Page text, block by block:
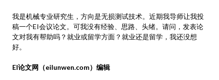
我是机械专业研究生，方向是无损测试技术。近期我导师让我投
稿一个EI会议论文。可我没有经验、思路、头绪。请问，发表论
文对我有帮助吗？就业或留学方面？就业还是留学，我还没想
好。
EI论文网（eilunwen.com）编辑